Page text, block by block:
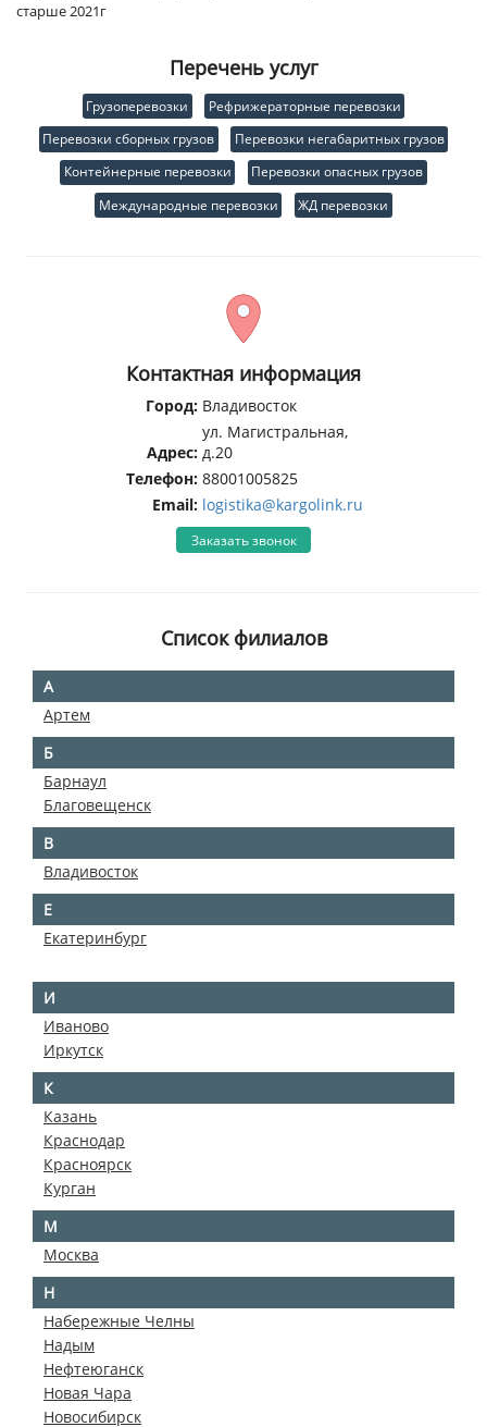
старше 2021г
Перечень услуг
Грузоперевозки
Рефрижераторные перевозки
Перевозки сборных грузов
Перевозки негабаритных грузов
Контейнерные перевозки
Перевозки опасных грузов
Международные перевозки
ЖД перевозки
Контактная информация
Город: Владивосток
Адрес:
ул. Магистральная,
д.20
Телефон: 88001005825
Email: logistika@kargolink.ru
Заказать звонок
Список филиалов
А
Артем
Б
Барнаул
Благовещенск
В
Владивосток
Е
Екатеринбург
И
Иваново
Иркутск
К
Казань
Краснодар
Красноярск
Курган
М
Москва
Н
Набережные Челны
Надым
Нефтеюганск
Новая Чара
Новосибирск